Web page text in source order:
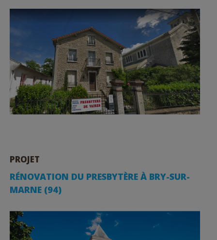
PROJET
RÉNOVATION DU PRESBYTÈRE À BRY-SUR-
MARNE (94)